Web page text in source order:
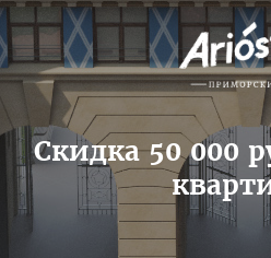
Скидка 50 000